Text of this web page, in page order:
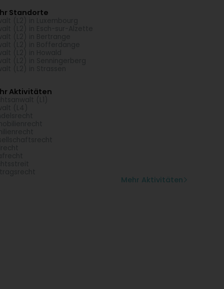
Standorte
Aktivitäten
Mehr Aktivitäten